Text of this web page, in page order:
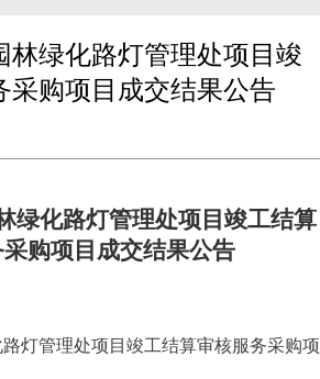
林绿化路灯管理处项目竣
采购项目成交结果公告
绿化路灯管理处项目竣工结算
购项目成交结果公告
灯管理处项目竣工结算审核服务采购项